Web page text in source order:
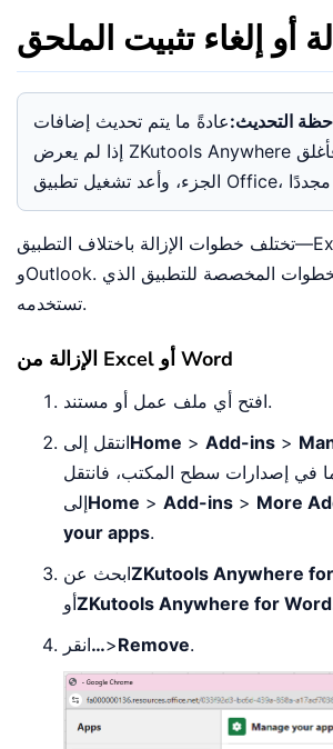
أو إلغاء تثبيت الملحق
التحديث:عادةً ما يتم تحديث إضافات Office تلقائيًا.
إذا لم يعرض ZKutools Anywhere أحدث إصدار، فأغلق
تختلف خطوات الإزالة باختلاف التطبيق—Excel وWord
وOutlook. اختر أدناه الخطوات المخصصة للتطبيق الذي
تستخدمه.
الإزالة من Excel أو Word
افتح أي ملف عمل أو مستند.
انتقل إلىHome > Add-ins >
في إصدارات سطح المكتب، فانتقل
إلىHome > Add-ins > More
your apps.
ابحث عنZKutools Anywhere
أوZKutools Anywhere for Word
انقر…>Remove.